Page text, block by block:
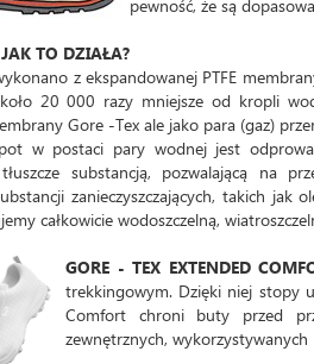
pewność, że są
TO DZIAŁA?
z ekspandowanej PTFE
20 000 razy mniejsze od kropli
Gore -Tex ale jako para (gaz)
w postaci pary wodnej jest
substancją, pozwalającą na
zanieczyszczających, takich jak
całkowicie wodoszczelną,
GORE - TEX EXTENDED
trekkingowym. Dzięki niej stopy
Comfort chroni buty przed
zewnętrznych,